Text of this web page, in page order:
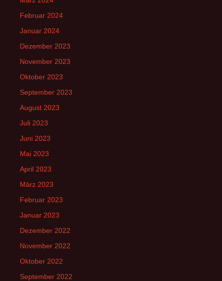
Februar 2024
Januar 2024
Dezember 2023
November 2023
Oktober 2023
September 2023
August 2023
Juli 2023
Juni 2023
Mai 2023
April 2023
März 2023
Februar 2023
Januar 2023
Dezember 2022
November 2022
Oktober 2022
September 2022